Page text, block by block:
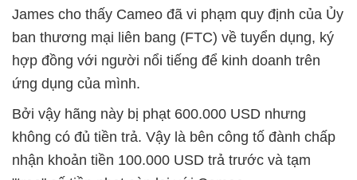
James cho thấy Cameo đã vi phạm quy định của Ủy
ban thương mại liên bang (FTC) về tuyển dụng, ký
hợp đồng với người nổi tiếng để kinh doanh trên
ứng dụng của mình.
Bởi vậy hãng này bị phạt 600.000 USD nhưng
không có đủ tiền trả. Vậy là bên công tố đành chấp
nhận khoản tiền 100.000 USD trả trước và tạm